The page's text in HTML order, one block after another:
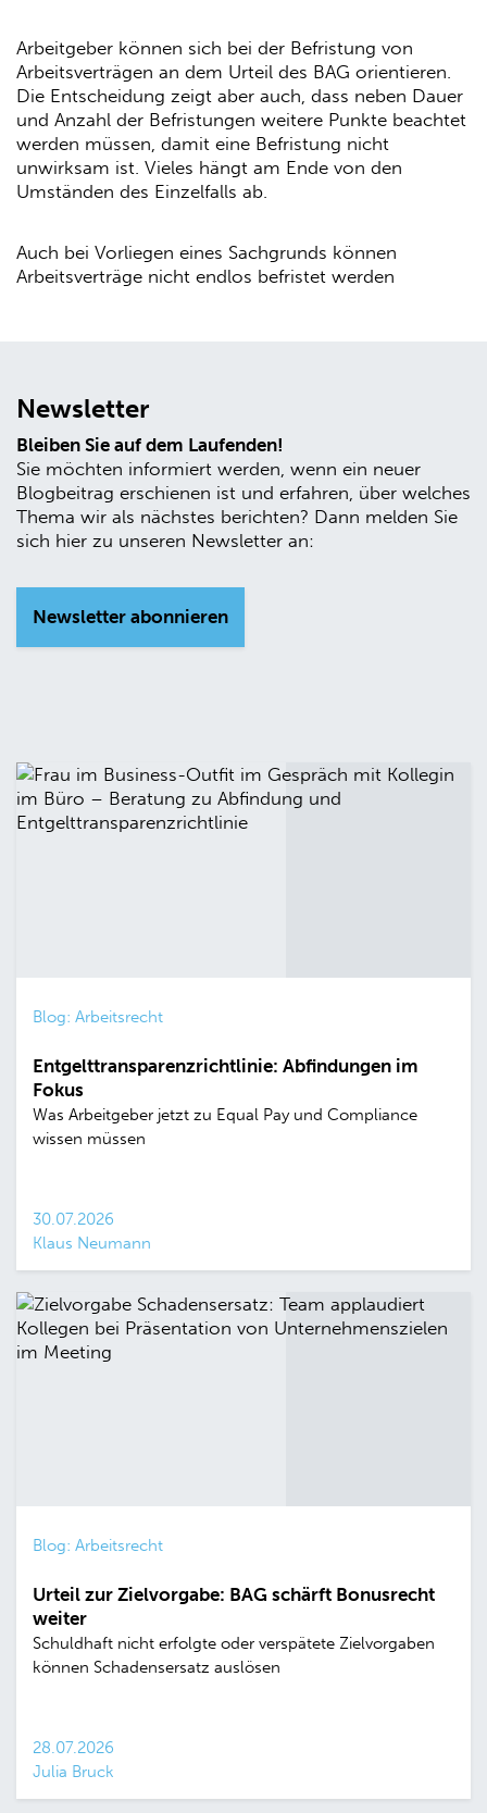
Arbeitgeber können sich bei der Befristung von
Arbeitsverträgen an dem Urteil des BAG orientieren.
Die Entscheidung zeigt aber auch, dass neben Dauer
und Anzahl der Befristungen weitere Punkte beachtet
werden müssen, damit eine Befristung nicht
unwirksam ist. Vieles hängt am Ende von den
Umständen des Einzelfalls ab.
Auch bei Vorliegen eines Sachgrunds können
Arbeitsverträge nicht endlos befristet werden
Newsletter
Bleiben Sie auf dem Laufenden!
Sie möchten informiert werden, wenn ein neuer
Blogbeitrag erschienen ist und erfahren, über welches
Thema wir als nächstes berichten? Dann melden Sie
sich hier zu unseren Newsletter an:
Newsletter abonnieren
Blog: Arbeitsrecht
Entgelttransparenzrichtlinie: Abfindungen im
Fokus
Was Arbeitgeber jetzt zu Equal Pay und Compliance
wissen müssen
30.07.2026
Klaus Neumann
Blog: Arbeitsrecht
Urteil zur Zielvorgabe: BAG schärft Bonusrecht
weiter
Schuldhaft nicht erfolgte oder verspätete Zielvorgaben
können Schadensersatz auslösen
28.07.2026
Julia Bruck